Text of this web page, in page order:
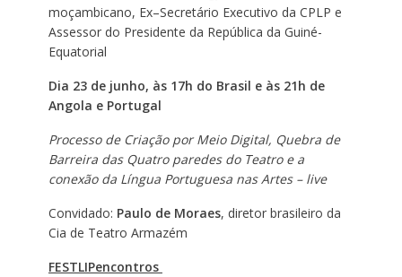
moçambicano, Ex–Secretário Executivo da CPLP e
Assessor do Presidente da República da Guiné-
Equatorial
Dia 23 de junho, às 17h do Brasil e às 21h de
Angola e Portugal
Processo de Criação por Meio Digital, Quebra de
Barreira das Quatro paredes do Teatro e a
conexão da Língua Portuguesa nas Artes – live
Convidado: Paulo de Moraes, diretor brasileiro da
Cia de Teatro Armazém
FESTLIPencontros